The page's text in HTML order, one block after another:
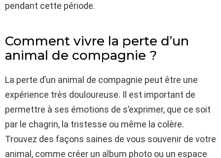
pendant cette période.
Comment vivre la perte d’un
animal de compagnie ?
La perte d’un animal de compagnie peut être une
expérience très douloureuse. Il est important de
permettre à ses émotions de s’exprimer, que ce soit
par le chagrin, la tristesse ou même la colère.
Trouvez des façons saines de vous souvenir de votre
animal, comme créer un album photo ou un espace